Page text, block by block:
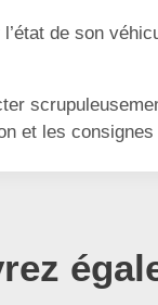
de son
et les